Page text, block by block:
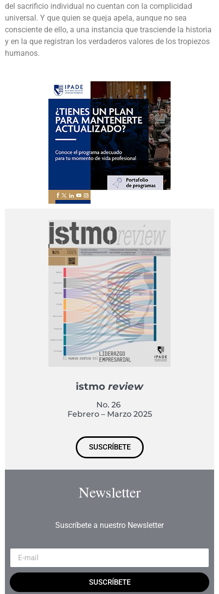
del sacrificio individual no cuentan con la complicidad
universal. Y que quien se queja apela, aunque no sea
consciente de ello, a una instancia que trasciende la historia
y en la que registran los verdaderos valores de los tropiezos
humanos.
istmo review
No. 26
Febrero – Marzo 2025
SUSCRÍBETE
Newsletter
Suscríbete a nuestro Newsletter
SUSCRÍBETE